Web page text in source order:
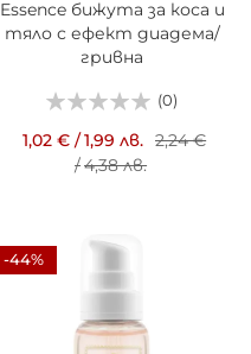
Essence бижута за коса и
тяло с ефект диадема/
гривна
(0)
1,02 € /1,99 лв. 2,24 €
/4,38 лв.
-44%